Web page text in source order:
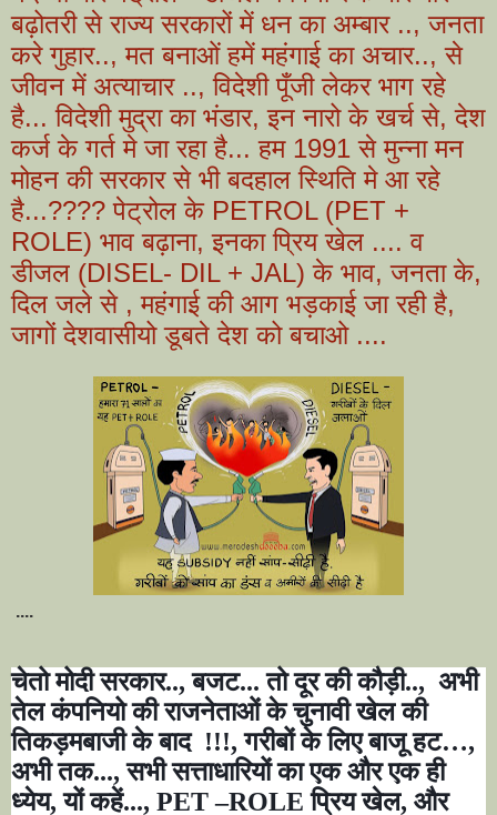
बढ़ोतरी से राज्य सरकारों में धन का अम्बार .., जनता
करे गुहार.., मत बनाओं हमें महंगाई का अचार.., से
जीवन में अत्याचार .., विदेशी पूँजी लेकर भाग रहे
है... विदेशी मुद्रा का भंडार, इन नारो के खर्च से, देश
कर्ज के गर्त मे जा रहा है... हम 1991 से मुन्ना मन
मोहन की सरकार से भी बदहाल स्थिति मे आ रहे
है...???? पेट्रोल के PETROL (PET +
ROLE) भाव बढ़ाना, इनका प्रिय खेल .... व
डीजल (DISEL- DIL + JAL) के भाव, जनता के,
दिल जले से , महंगाई की आग भड़काई जा रही है,
जागों देशवासीयो डूबते देश को बचाओ ....
....
चेतो मोदी सरकार..,बजट... तो दूर की कौड़ी.., अभी
तेल कंपनियो की राजनेताओं के चुनावी खेल की
तिकड़मबाजी के बाद !!!,गरीबों के लिए बाजू हट…,
अभी तक...,सभी सत्ताधारियों का एक और एक ही
ध्येय,यों कहें..., PET –ROLEप्रिय खेल, और